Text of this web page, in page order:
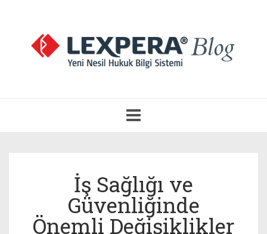
Aç
İş Sağlığı ve
Güvenliğinde
Önemli Değişiklikler